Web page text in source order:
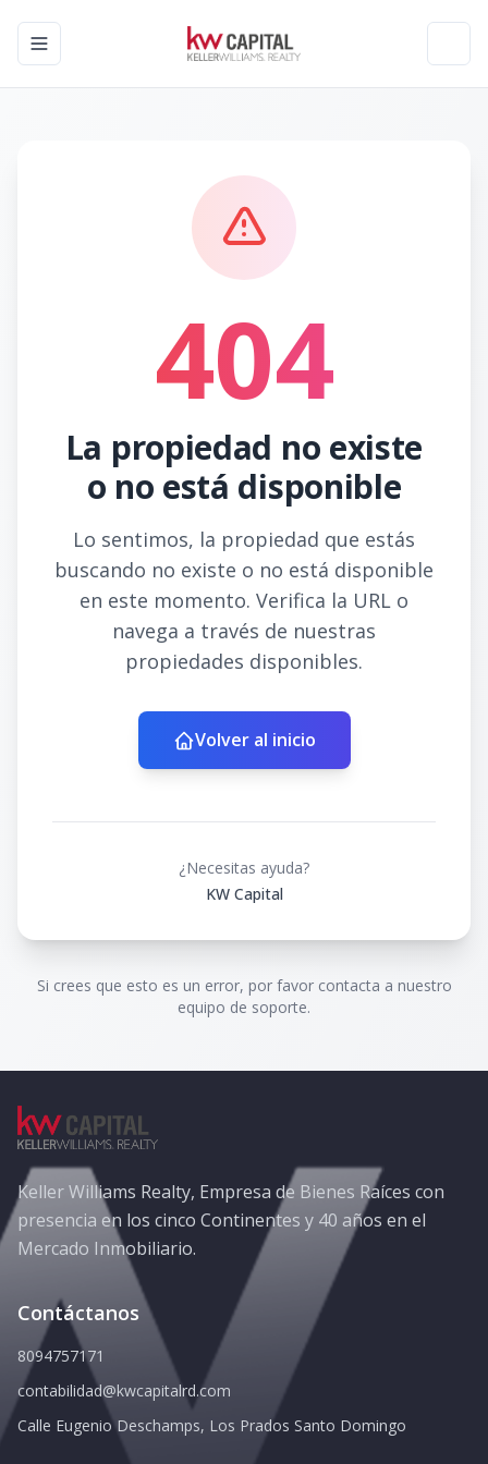
Toggle navigation menu
404
La propiedad no existe
o no está disponible
Lo sentimos, la propiedad que estás
buscando no existe o no está disponible
en este momento. Verifica la URL o
navega a través de nuestras
propiedades disponibles.
Volver al inicio
¿Necesitas ayuda?
KW Capital
Si crees que esto es un error, por favor contacta a nuestro
equipo de soporte.
Keller Williams Realty, Empresa de Bienes Raíces con
presencia en los cinco Continentes y 40 años en el
Mercado Inmobiliario.
Contáctanos
8094757171
contabilidad@kwcapitalrd.com
Calle Eugenio Deschamps, Los Prados Santo Domingo